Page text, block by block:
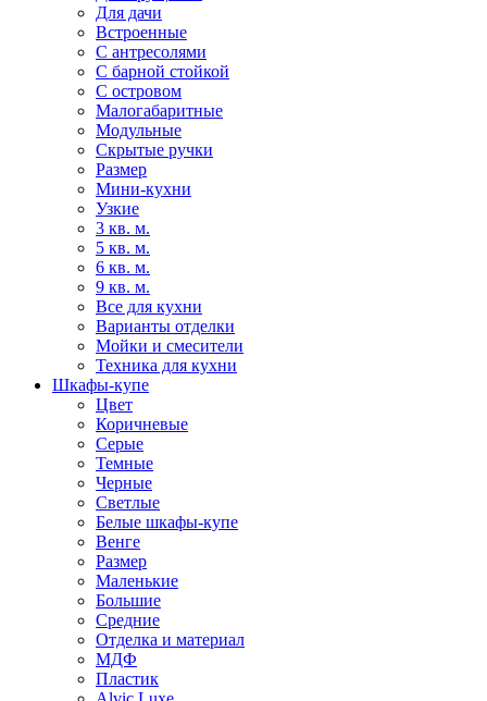
Для дачи
Встроенные
С антресолями
С барной стойкой
С островом
Малогабаритные
Модульные
Скрытые ручки
Размер
Мини-кухни
Узкие
3 кв. м.
5 кв. м.
6 кв. м.
9 кв. м.
Все для кухни
Варианты отделки
Мойки и смесители
Техника для кухни
Шкафы-купе
Цвет
Коричневые
Серые
Темные
Черные
Светлые
Белые шкафы-купе
Венге
Размер
Маленькие
Большие
Средние
Отделка и материал
МДФ
Пластик